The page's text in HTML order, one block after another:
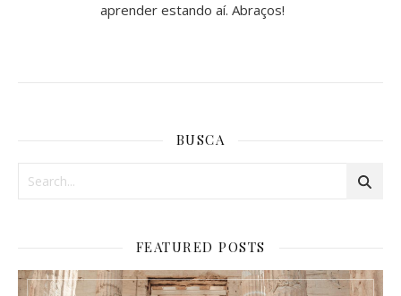
aprender estando aí. Abraços!
BUSCA
FEATURED POSTS